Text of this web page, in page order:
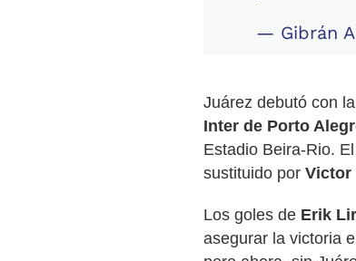
— Gibrán
Juárez debutó con
Inter de Porto
Estadio Beira-Rio.
sustituido por Victor
Los goles de Erik
asegurar la victoria